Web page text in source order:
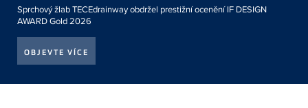
Sprchový žlab TECEdrainway obdržel prestižní ocenění IF DESIGN
AWARD Gold 2026
OBJEVTE VÍCE